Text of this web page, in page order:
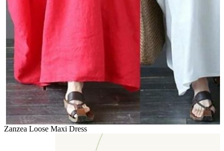
Zanzea Loose Maxi Dress